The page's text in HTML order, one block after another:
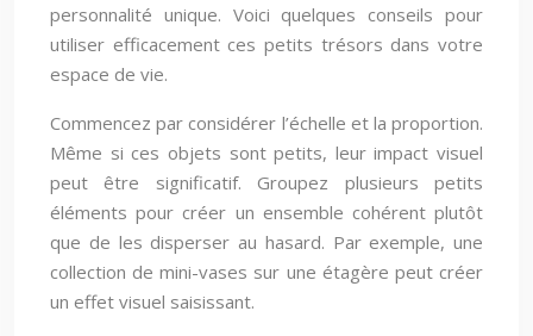
personnalité unique. Voici quelques conseils pour
utiliser efficacement ces petits trésors dans votre
espace de vie.
Commencez par considérer l’échelle et la proportion.
Même si ces objets sont petits, leur impact visuel
peut être significatif. Groupez plusieurs petits
éléments pour créer un ensemble cohérent plutôt
que de les disperser au hasard. Par exemple, une
collection de mini-vases sur une étagère peut créer
un effet visuel saisissant.